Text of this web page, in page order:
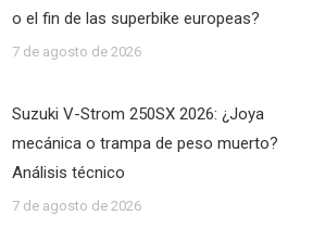
o el fin de las superbike europeas?
7 de agosto de 2026
Suzuki V-Strom 250SX 2026: ¿Joya
mecánica o trampa de peso muerto?
Análisis técnico
7 de agosto de 2026